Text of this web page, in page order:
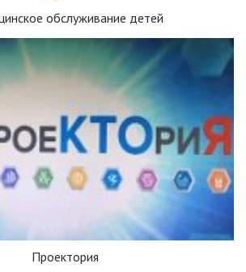
обслуживание детей
Проектория